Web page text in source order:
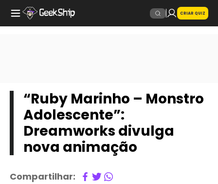
CRIAR QUIZ
“Ruby Marinho – Monstro
Adolescente”:
Dreamworks divulga
nova animação
Compartilhar: